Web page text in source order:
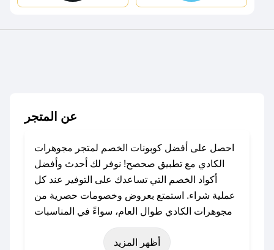
عن المتجر
احصل على أفضل كوبونات الخصم لمتجر مجوهرات
الكادي مع تطبيق صحصح! نوفر لك أحدث وأفضل
أكواد الخصم التي تساعدك على التوفير عند كل
عملية شراء. استمتع بعروض وخصومات حصرية من
مجوهرات الكادي طوال العام، سواءً في المناسبات
مثل عيد الفطر، عيد الأضحى، الجمعة البيضاء (شهر
نوفمبر)، رمضان، اليوم الوطني، يوم التأسيس، أو
أظهر المزيد